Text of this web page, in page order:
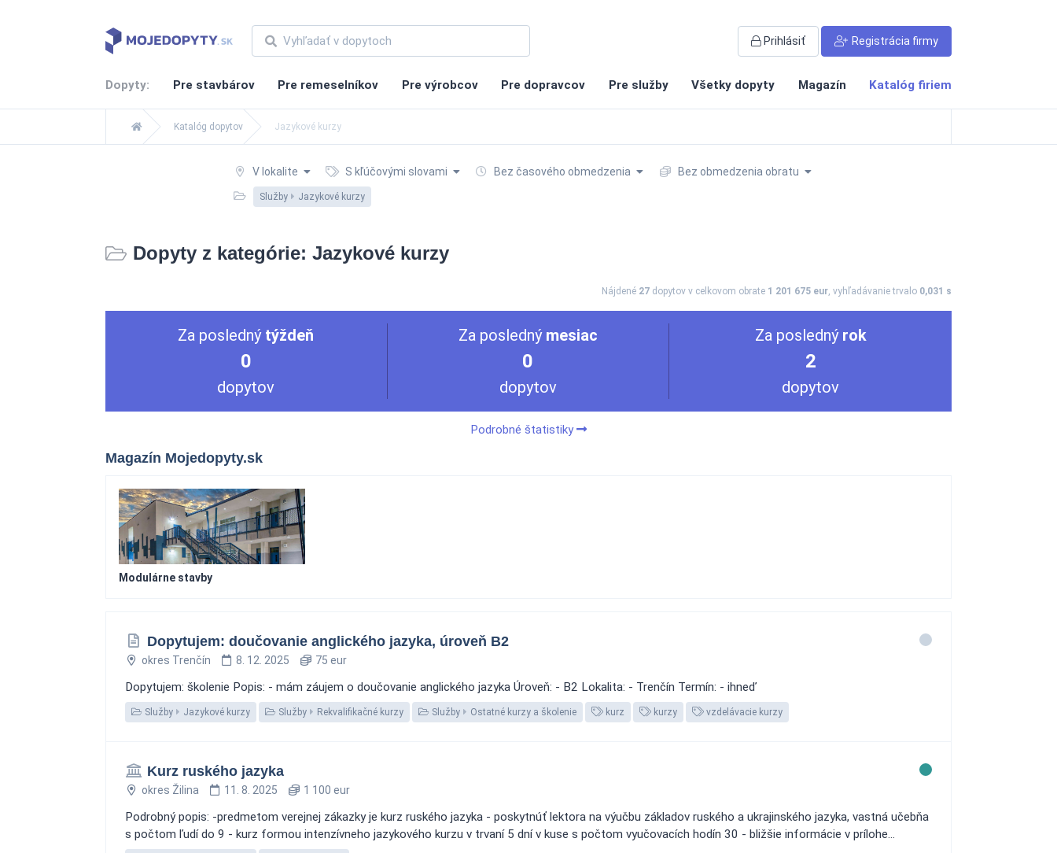
Prihlásiť Registrácia firmy
Dopyty: Pre stavbárov Pre remeselníkov Pre výrobcov Pre dopravcov Pre služby Všetky dopyty Magazín Katalóg firiem
Katalóg dopytov Jazykové kurzy
V lokalite S kľúčovými slovami Bez časového obmedzenia Bez obmedzenia obratu
Služby Jazykové kurzy
Dopyty z kategórie: Jazykové kurzy
Nájdené 27 dopytov v celkovom obrate 1 201 675 eur, vyhľadávanie trvalo 0,031 s
Za posledný týždeň
0
dopytov
Za posledný mesiac
0
dopytov
Za posledný rok
2
dopytov
Podrobné štatistiky
Magazín Mojedopyty.sk
Modulárne stavby
Dopytujem: doučovanie anglického jazyka, úroveň B2
okres Trenčín 8. 12. 2025 75 eur
Dopytujem: školenie Popis: - mám záujem o doučovanie anglického jazyka Úroveň: - B2 Lokalita: - Trenčín Termín: - ihneď
Služby Jazykové kurzy Služby Rekvalifikačné kurzy Služby Ostatné kurzy a školenie kurz kurzy vzdelávacie kurzy
Kurz ruského jazyka
okres Žilina 11. 8. 2025 1 100 eur
Podrobný popis: -predmetom verejnej zákazky je kurz ruského jazyka - poskytnúť lektora na výučbu základov ruského a ukrajinského jazyka, vastná učebňa
s počtom ľudí do 9 - kurz formou intenzívneho jazykového kurzu v trvaní 5 dní v kuse s počtom vyučovacích hodín 30 - bližšie informácie v prílohe...